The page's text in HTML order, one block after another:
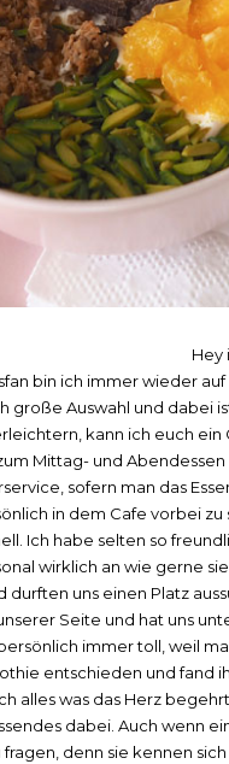
Hey
bin ich immer wieder
große Auswahl und dabei
kann ich euch
Mittag- und
sofern man das
in dem Cafe vorbei
Ich habe selten so
wirklich an wie gerne
durften uns einen Platz
Seite und hat uns
immer toll, weil
entschieden und fand
alles was das Herz
dabei. Auch wenn
denn sie kennen